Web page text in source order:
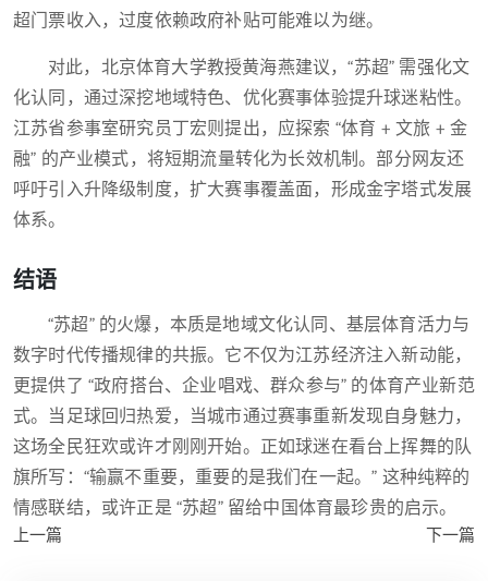
超门票收入，过度依赖政府补贴可能难以为继。
对此，北京体育大学教授黄海燕建议，“苏超” 需强化文
化认同，通过深挖地域特色、优化赛事体验提升球迷粘性。
江苏省参事室研究员丁宏则提出，应探索 “体育 + 文旅 + 金
融” 的产业模式，将短期流量转化为长效机制。部分网友还
呼吁引入升降级制度，扩大赛事覆盖面，形成金字塔式发展
体系。
结语
“苏超” 的火爆，本质是地域文化认同、基层体育活力与
数字时代传播规律的共振。它不仅为江苏经济注入新动能，
更提供了 “政府搭台、企业唱戏、群众参与” 的体育产业新范
式。当足球回归热爱，当城市通过赛事重新发现自身魅力，
这场全民狂欢或许才刚刚开始。正如球迷在看台上挥舞的队
旗所写：“输赢不重要，重要的是我们在一起。” 这种纯粹的
情感联结，或许正是 “苏超” 留给中国体育最珍贵的启示。
上一篇 下一篇